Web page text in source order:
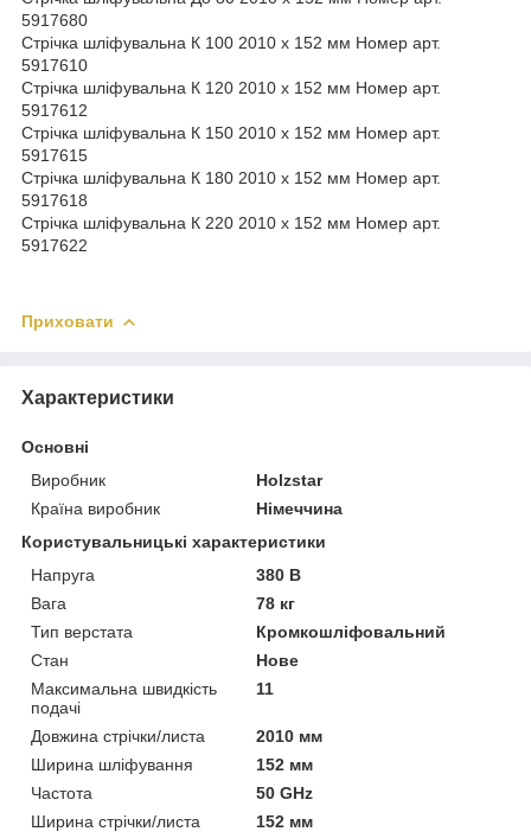
5917680
Стрічка шліфувальна К 100 2010 х 152 мм Номер арт.
5917610
Стрічка шліфувальна К 120 2010 х 152 мм Номер арт.
5917612
Стрічка шліфувальна К 150 2010 х 152 мм Номер арт.
5917615
Стрічка шліфувальна К 180 2010 х 152 мм Номер арт.
5917618
Стрічка шліфувальна К 220 2010 х 152 мм Номер арт.
5917622
Приховати
Характеристики
Основні
Виробник
Holzstar
Країна виробник
Німеччина
Користувальницькі характеристики
Напруга
380 В
Вага
78 кг
Тип верстата
Кромкошліфовальний
Стан
Нове
Максимальна швидкість
подачі
11
Довжина стрічки/листа
2010 мм
Ширина шліфування
152 мм
Частота
50 GHz
Ширина стрічки/листа
152 мм